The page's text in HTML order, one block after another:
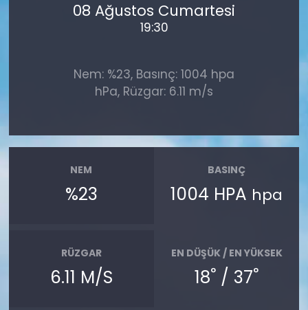
08 Ağustos Cumartesi
19:30
Nem: %23, Basınç: 1004 hpa
hPa, Rüzgar: 6.11 m/s
NEM
%23
BASINÇ
1004 HPA hpa
RÜZGAR
6.11 M/S
EN DÜŞÜK / EN YÜKSEK
18° / 37°